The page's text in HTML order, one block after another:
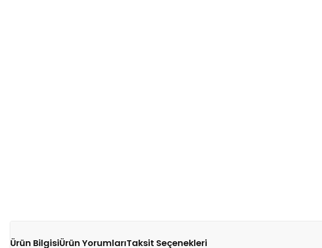
Ürün BilgisiÜrün YorumlarıTaksit Seçenekleri